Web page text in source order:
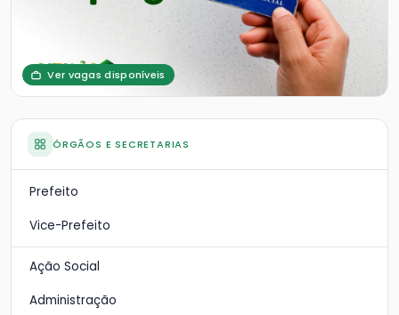
Ver vagas disponíveis
ÓRGÃOS E SECRETARIAS
Prefeito
Vice-Prefeito
Ação Social
Administração